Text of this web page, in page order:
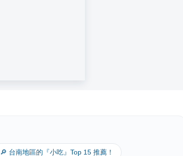
🔎 台南地區的『小吃』Top 15 推薦！